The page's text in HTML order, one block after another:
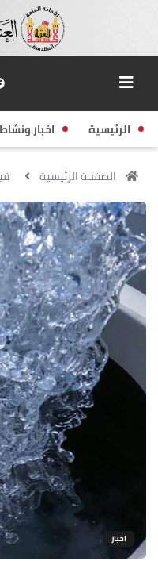
الرئيسية اخبار
الصفحة الرئيسية
اخبار